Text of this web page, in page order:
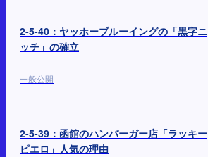
2-5-40：ヤッホーブルーイングの「黒字ニ
ッチ」の確立
一般公開
2-5-39：函館のハンバーガー店「ラッキー
ピエロ」人気の理由